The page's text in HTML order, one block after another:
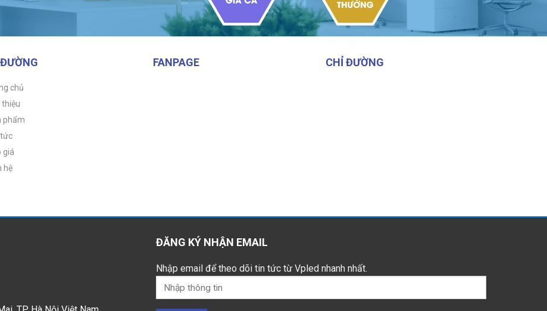
chủ
thiệu
phẩm
giá
hệ
FANPAGE CHỈ ĐƯỜNG
ĐĂNG KÝ NHẬN EMAIL
Nhập email để theo dõi tin tức từ Vpled nhanh nhất.